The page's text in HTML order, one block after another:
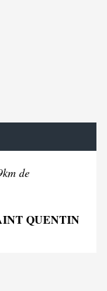
de
QUENTIN